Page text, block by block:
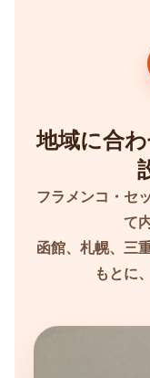
地域に合
フラメンコ・セ
て
函館、札幌、三
もとに